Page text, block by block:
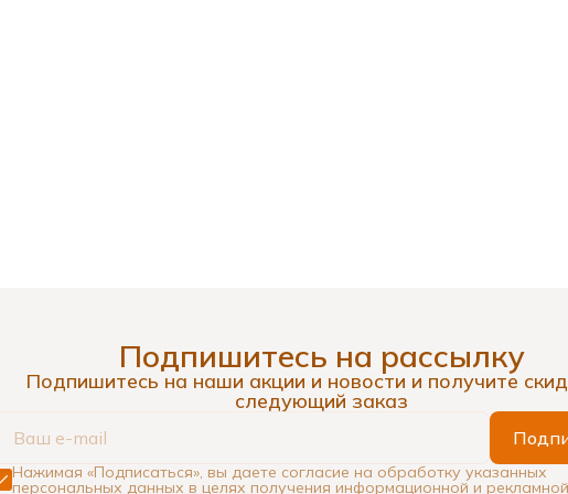
Подпишитесь на рассылку
Подпишитесь на наши акции и новости и получите
следующий заказ
Нажимая «Подписаться», вы даете согласие на обработку указанных
персональных данных в целях получения информационной и